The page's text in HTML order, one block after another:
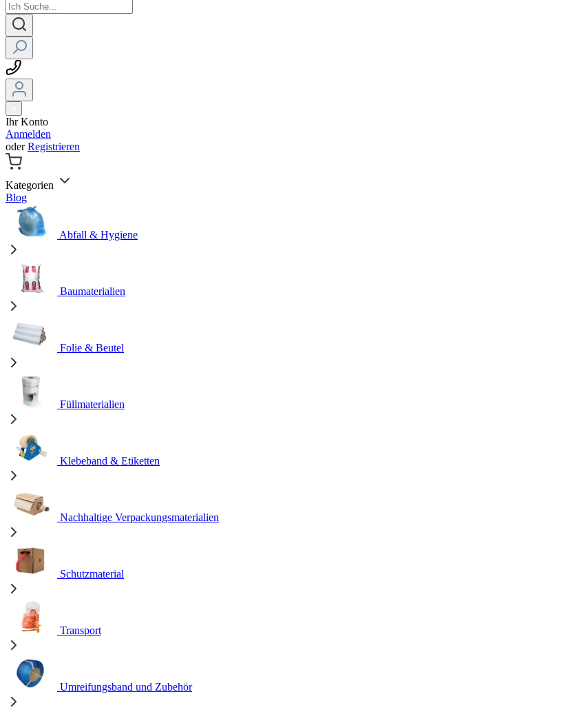
Ihr Konto
Anmelden
oderRegistrieren
Kategorien
Blog
Abfall & Hygiene
Baumaterialien
Folie & Beutel
Füllmaterialien
Klebeband & Etiketten
Nachhaltige Verpackungsmaterialien
Schutzmaterial
Transport
Umreifungsband und Zubehör